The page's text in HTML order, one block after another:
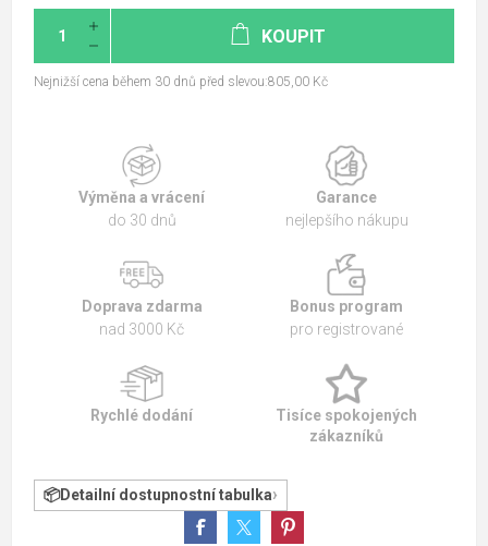
KOUPIT
Nejnižší cena během 30 dnů před slevou:805,00 Kč
Výměna a vrácení
do 30 dnů
Garance
nejlepšího nákupu
Doprava zdarma
nad 3000 Kč
Bonus program
pro registrované
Rychlé dodání
Tisíce spokojených
zákazníků
Detailní dostupnostní tabulka